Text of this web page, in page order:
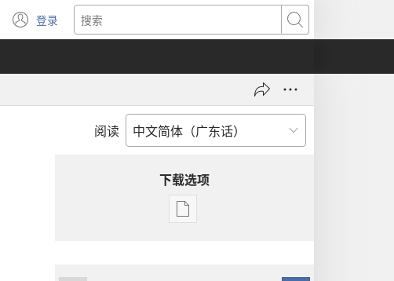
登录
（打
开
窗
搜
索
阅读
下载选项
电